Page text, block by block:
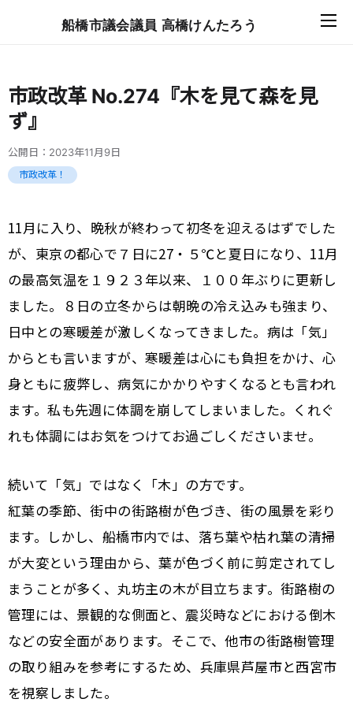
船橋市議会議員 高橋けんたろう
市政改革 No.274『木を見て森を見
ず』
公開日： 2023年11月9日
市政改革！
11月に入り、晩秋が終わって初冬を迎えるはずでした
が、東京の都心で７日に27・５℃と夏日になり、11月
の最高気温を１９２３年以来、１００年ぶりに更新し
ました。８日の立冬からは朝晩の冷え込みも強まり、
日中との寒暖差が激しくなってきました。病は「気」
からとも言いますが、寒暖差は心にも負担をかけ、心
身ともに疲弊し、病気にかかりやすくなるとも言われ
ます。私も先週に体調を崩してしまいました。くれぐ
れも体調にはお気をつけてお過ごしくださいませ。
続いて「気」ではなく「木」の方です。
紅葉の季節、街中の街路樹が色づき、街の風景を彩り
ます。しかし、船橋市内では、落ち葉や枯れ葉の清掃
が大変という理由から、葉が色づく前に剪定されてし
まうことが多く、丸坊主の木が目立ちます。街路樹の
管理には、景観的な側面と、震災時などにおける倒木
などの安全面があります。そこで、他市の街路樹管理
の取り組みを参考にするため、兵庫県芦屋市と西宮市
を視察しました。